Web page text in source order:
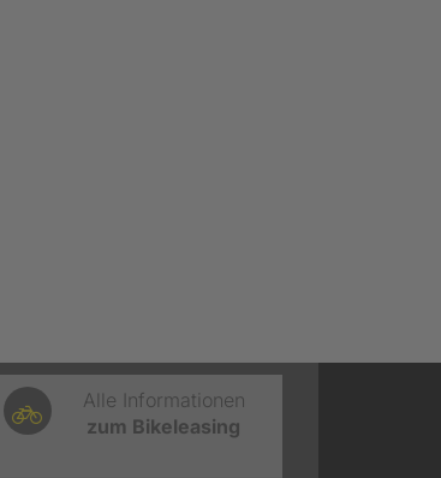
Alle Informationen
zum Bikeleasing